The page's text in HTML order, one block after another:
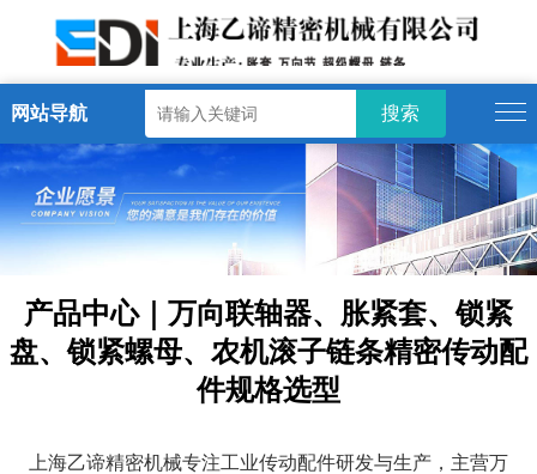
网站导航
产品中心｜万向联轴器、胀紧套、锁紧
盘、锁紧螺母、农机滚子链条精密传动配
件规格选型
上海乙谛精密机械专注工业传动配件研发与生产，主营万